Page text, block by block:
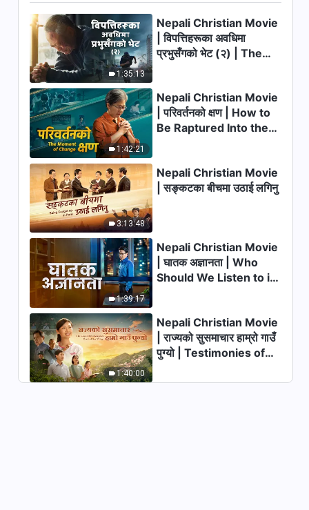
9:44
9:41
परमेश्‍वरका दैनिक वचनहरू: कार्यका तीन
चरणहरू | अंश ३७
11:38
परमेश्‍वरका दैनिक वचनहरू: कार्यका तीन
चरणहरू | अंश ३८
8:27
परमेश्‍वरका दैनिक वचनहरू: कार्यका तीन
चरणहरू | अंश ३९
परमेश्‍वरका दैनिक वचनहरू: कार्यका तीन
चरणहरू | अंश ४०
1:35:13
Nepali Christian Movie
| विपत्तिहरूका अवधिमा
प्रभुसँगको भेट (२) | The
We Enter the Kingdom
of God?
1:42:21
Nepali Christian Movie
| परिवर्तनको क्षण | How to
Be Raptured Into the
3:13:48
Nepali Christian Movie
| सङ्कटका बीचमा उठाई लगिनु
1:39:17
Nepali Christian Movie
| घातक अज्ञानता | Who
Should We Listen to in
1:40:00
Nepali Christian Movie
| राज्यको सुसमाचार हाम्रो गाउँ
पुग्यो | Testimonies of
the Lord's Return